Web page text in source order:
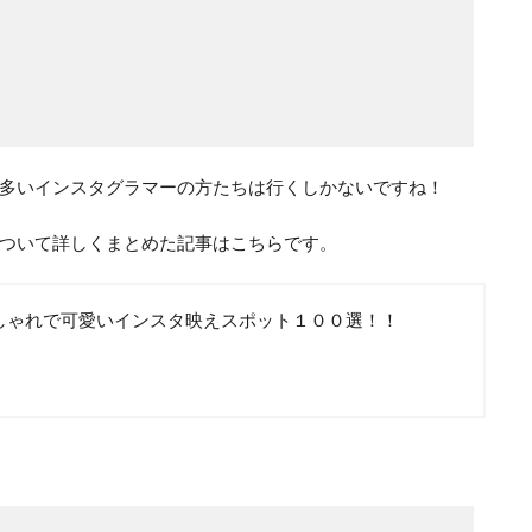
いインスタグラマーの方たちは行くしかないですね！
て詳しくまとめた記事はこちらです。
れで可愛いインスタ映えスポット１００選！！